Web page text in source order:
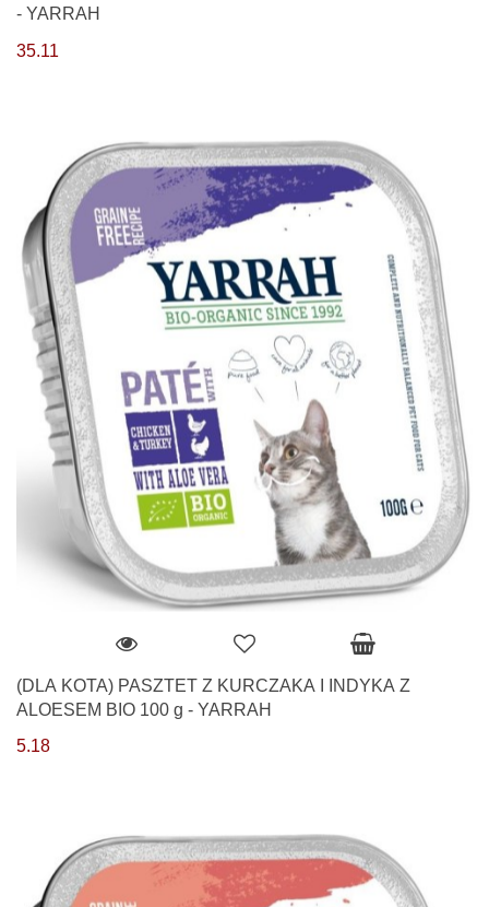
- YARRAH
35.11
(DLA KOTA) PASZTET Z KURCZAKA I INDYKA Z
ALOESEM BIO 100 g - YARRAH
5.18